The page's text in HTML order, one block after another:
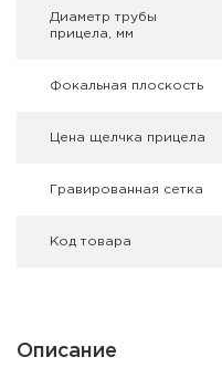
Аксессуары
Комплекты
Диаметр трубы
прицела, мм
Фокальная плоскость
Цена щелчка прицела
Гравированная сетка
Код товара
Описание